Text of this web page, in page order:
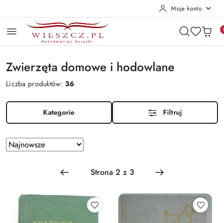
Moje konto
Zwierzęta domowe i hodowlane
Liczba produktów:36
Kategorie Filtruj
Zastosowano
sortowanie:
Sortuj
według